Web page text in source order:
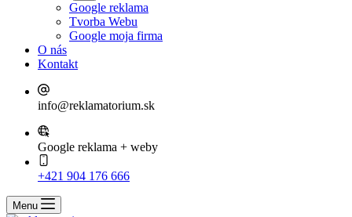
Google reklama
Tvorba Webu
Google moja firma
O nás
Kontakt
info@reklamatorium.sk
Google reklama + weby
+421 904 176 666
Menu